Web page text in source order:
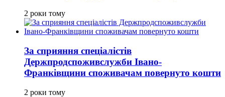
2 роки тому
За сприяння спеціалістів
Держпродспоживслужби Івано-
Франківщини споживачам повернуто кошти
2 роки тому